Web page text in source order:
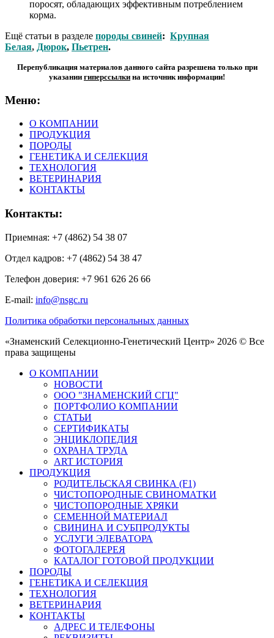
поросят, обладающих эффективным потреблением
корма.
Ещё статьи в разделе породы свиней: Крупная
Белая, Дюрок, Пьетрен.
Перепубликация материалов данного сайта разрешена только при
указании гиперсcылки на источник информации!
Меню:
О КОМПАНИИ
ПРОДУКЦИЯ
ПОРОДЫ
ГЕНЕТИКА И СЕЛЕКЦИЯ
ТЕХНОЛОГИЯ
ВЕТЕРИНАРИЯ
КОНТАКТЫ
Контакты:
Приемная: +7 (4862) 54 38 07
Отдел кадров: +7 (4862) 54 38 47
Телефон доверия: +7 961 626 26 66
E-mail: info@nsgc.ru
Политика обработки персональных данных
«Знаменский Селекционно-Генетический Центр» 2026 © Все
права защищены
О КОМПАНИИ
НОВОСТИ
ООО "ЗНАМЕНСКИЙ СГЦ"
ПОРТФОЛИО КОМПАНИИ
СТАТЬИ
СЕРТИФИКАТЫ
ЭНЦИКЛОПЕДИЯ
ОХРАНА ТРУДА
ART ИСТОРИЯ
ПРОДУКЦИЯ
РОДИТЕЛЬСКАЯ СВИНКА (F1)
ЧИСТОПОРОДНЫЕ СВИНОМАТКИ
ЧИСТОПОРОДНЫЕ ХРЯКИ
СЕМЕННОЙ МАТЕРИАЛ
СВИНИНА И СУБПРОДУКТЫ
УСЛУГИ ЭЛЕВАТОРА
ФОТОГАЛЕРЕЯ
КАТАЛОГ ГОТОВОЙ ПРОДУКЦИИ
ПОРОДЫ
ГЕНЕТИКА И СЕЛЕКЦИЯ
ТЕХНОЛОГИЯ
ВЕТЕРИНАРИЯ
КОНТАКТЫ
АДРЕС И ТЕЛЕФОНЫ